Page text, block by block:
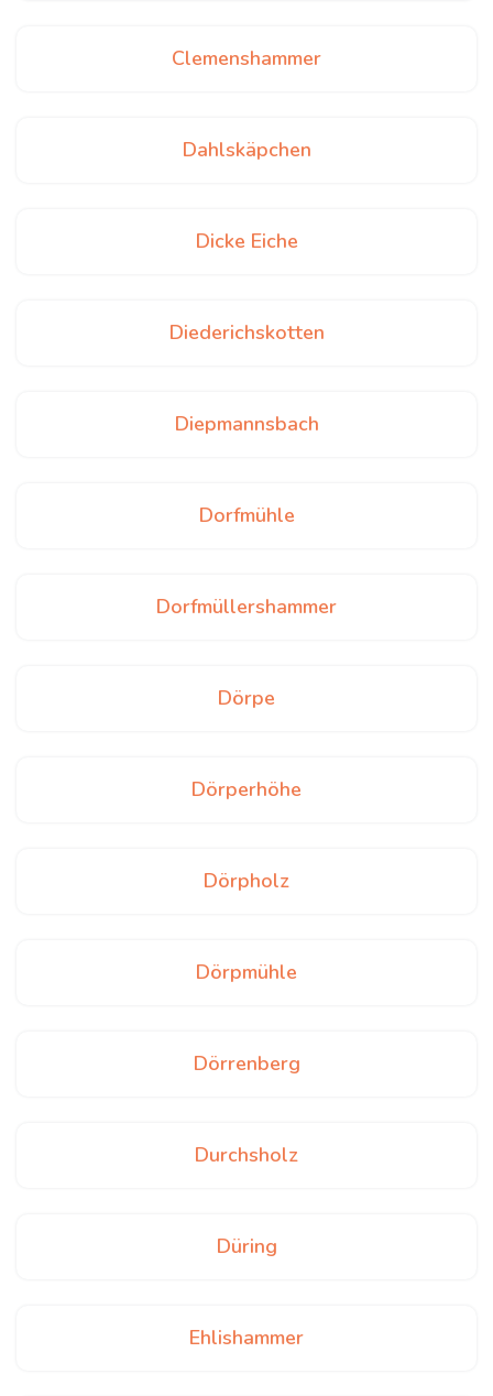
Clemenshammer
Dahlskäpchen
Dicke Eiche
Diederichskotten
Diepmannsbach
Dorfmühle
Dorfmüllershammer
Dörpe
Dörperhöhe
Dörpholz
Dörpmühle
Dörrenberg
Durchsholz
Düring
Ehlishammer